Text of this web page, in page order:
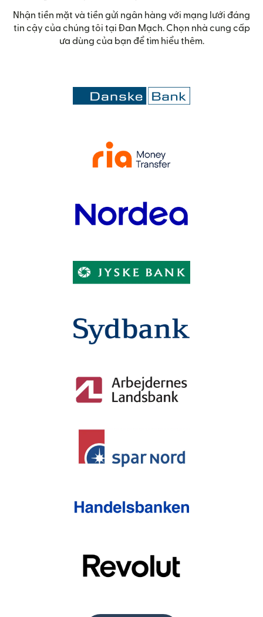
Nhận tiền mặt và tiền gửi ngân hàng với mạng lưới đáng
tin cậy của chúng tôi tại Đan Mạch. Chọn nhà cung cấp
ưa dùng của bạn để tìm hiểu thêm.